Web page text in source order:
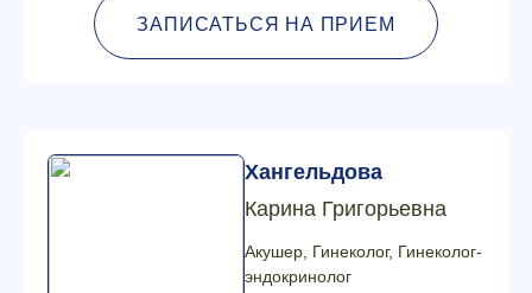
ЗАПИСАТЬСЯ НА ПРИЕМ
Хангельдова
Карина Григорьевна
Акушер, Гинеколог, Гинеколог-
эндокринолог